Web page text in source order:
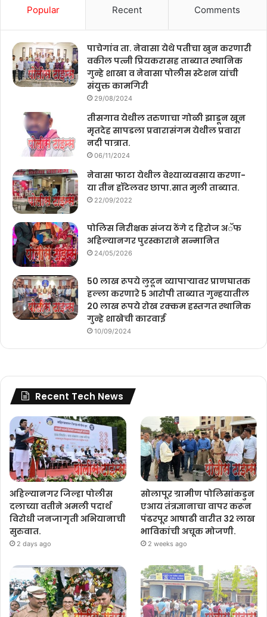
Popular Recent Comments
पाचेगांव ता. नेवासा येथे पतीचा खुन करणारी
वकील पत्नी प्रियकरासह ताब्यात स्थानिक
गुन्हे शाखा व नेवासा पोलीस स्टेशन यांची
संयुक्त कामगिरी
29/08/2024
तीसगाव येथील तरुणाचा गोळी झाडून खून
मृतदेह सापडला प्रवारासंगम येथील प्रवारा
नदी पात्रात.
06/11/2024
नेवासा फाटा येथील वेश्याव्यवसाय करणा-
या तीन हॉटेलवर छापा.सात मुली ताब्यात.
22/09/2022
पोलिस निरीक्षक संजय ठेंगे द हिरोज अॅफ
अहिल्यानगर पुरस्काराने सन्मानित
24/05/2026
50 लाख रूपये लुटून व्यापाऱ्यावर प्राणघातक
हल्ला करणारे 5 आरोपी ताब्यात गुन्हयातील
20 लाख रूपये रोख रक्कम हस्तगत स्थानिक
गुन्हे शाखेची कारवाई
10/09/2024
Recent Tech News
अहिल्यानगर जिल्हा पोलीस
दलाच्या वतीने अमली पदार्थ
विरोधी जनजागृती अभियानाची
सुरुवात.
2 days ago
सोलापूर ग्रामीण पोलिसांकडुन
एआय तंत्रज्ञानाचा वापर करून
पंढरपूर आषाढी वारीत 32 लाख
भाविकांची अचूक मोजणी.
2 weeks ago